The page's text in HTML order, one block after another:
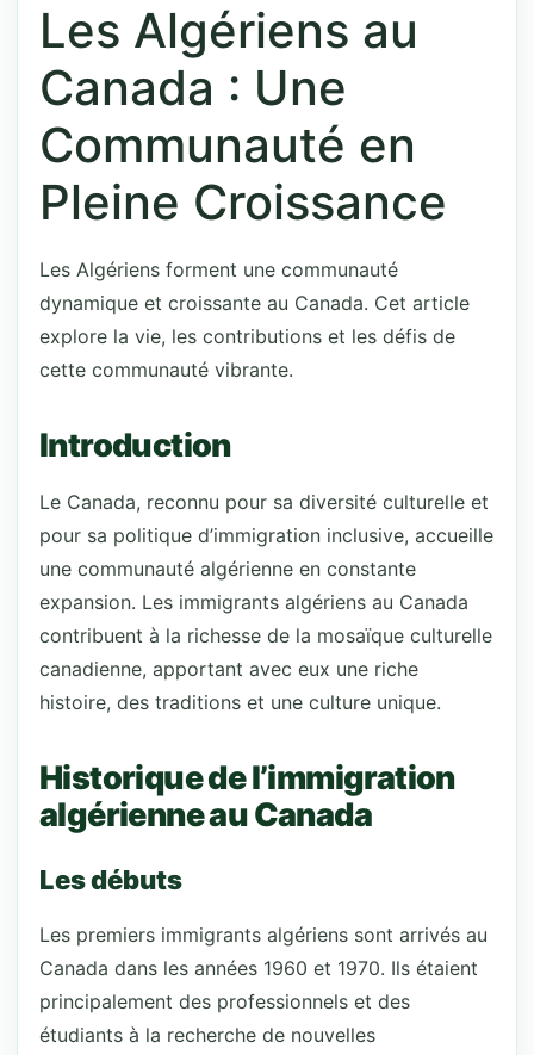
Les Algériens au
Canada : Une
Communauté en
Pleine Croissance
Les Algériens forment une communauté
dynamique et croissante au Canada. Cet article
explore la vie, les contributions et les défis de
cette communauté vibrante.
Introduction
Le Canada, reconnu pour sa diversité culturelle et
pour sa politique d’immigration inclusive, accueille
une communauté algérienne en constante
expansion. Les immigrants algériens au Canada
contribuent à la richesse de la mosaïque culturelle
canadienne, apportant avec eux une riche
histoire, des traditions et une culture unique.
Historique de l’immigration
algérienne au Canada
Les débuts
Les premiers immigrants algériens sont arrivés au
Canada dans les années 1960 et 1970. Ils étaient
principalement des professionnels et des
étudiants à la recherche de nouvelles